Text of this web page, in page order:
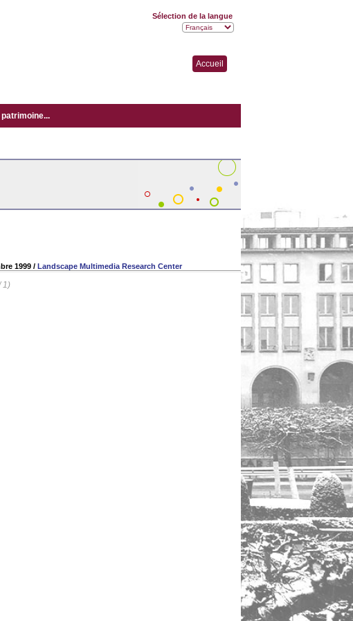
Accueil
1999 / Landscape Multimedia Research Center
1)
Sélection de la langue